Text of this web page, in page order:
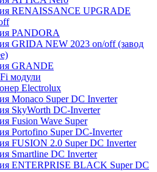
RENAISSANCE UPGRADE
PANDORA
GRIDA NEW 2023 on/off (завод
GRANDE
модули
Electrolux
Monaco Super DC Inverter
SkyWorth DC-Inverter
Fusion Wave Super
Portofino Super DC-Inverter
FUSION 2.0 Super DC Іnverter
Smartline DC Inverter
ENTERPRISE BLACK Super DC